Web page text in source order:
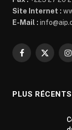
Site Internet :
E-Mail :
Facebook
X
PLUS RÉCENTS